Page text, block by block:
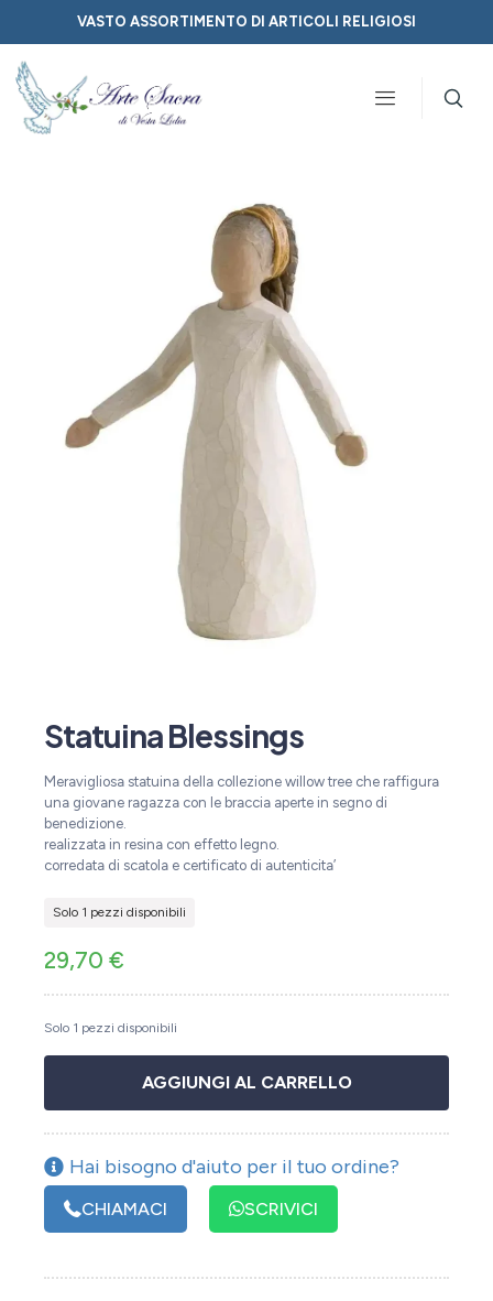
VASTO ASSORTIMENTO DI ARTICOLI RELIGIOSI
Statuina Blessings
Meravigliosa statuina della collezione willow tree che raffigura
una giovane ragazza con le braccia aperte in segno di
benedizione.
realizzata in resina con effetto legno.
corredata di scatola e certificato di autenticita’
Solo 1 pezzi disponibili
29,70 €
Solo 1 pezzi disponibili
AGGIUNGI AL CARRELLO
Hai bisogno d'aiuto per il tuo ordine?
CHIAMACI SCRIVICI